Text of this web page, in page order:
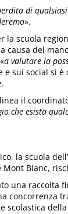
di
».
la scuola
causa del
a valutare la
e sui social si
il
che esista
la scuola
Mont Blanc,
una raccolta
concorrenza
scolastica